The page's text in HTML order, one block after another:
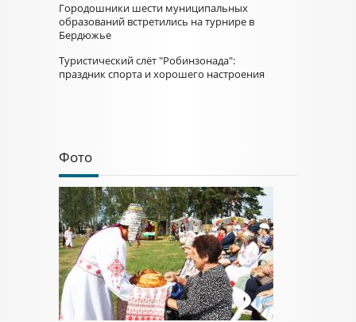
Городошники шести муниципальных
образований встретились на турнире в
Бердюжье
Туристический слёт "Робинзонада":
праздник спорта и хорошего настроения
Фото